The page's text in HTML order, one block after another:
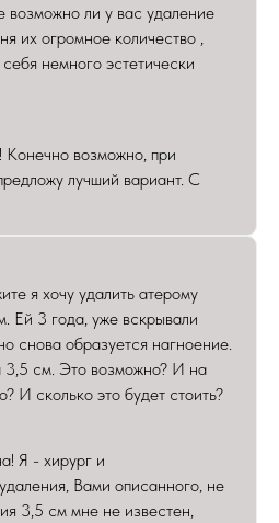
возможно ли у вас удаление
их огромное количество ,
немного эстетически
Конечно возможно, при
лучший вариант. С
я хочу удалить атерому
Ей 3 года, уже вскрывали
снова образуется нагноение.
см. Это возможно? И на
И сколько это будет стоить?
Я - хирург и
Вами описанного, не
3,5 см мне не известен,